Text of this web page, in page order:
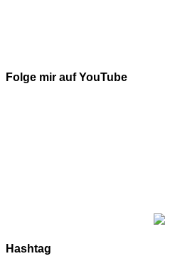
Folge mir auf YouTube
Hashtag